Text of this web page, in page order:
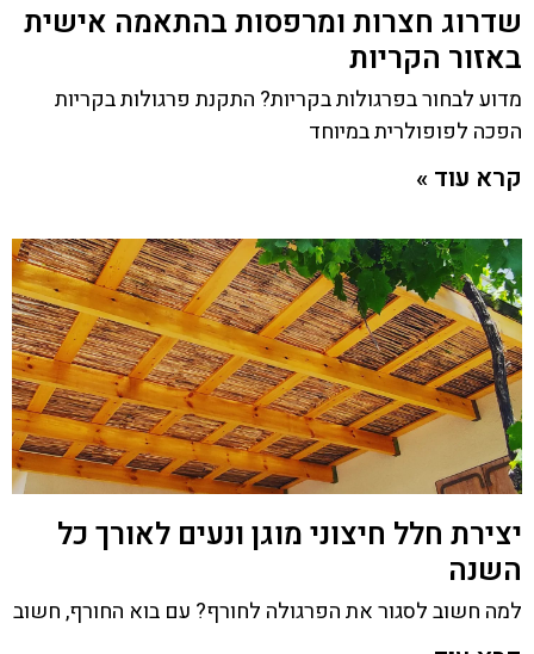
שדרוג חצרות ומרפסות בהתאמה אישית
באזור הקריות
מדוע לבחור בפרגולות בקריות? התקנת פרגולות בקריות
הפכה לפופולרית במיוחד
קרא עוד »
יצירת חלל חיצוני מוגן ונעים לאורך כל
השנה
למה חשוב לסגור את הפרגולה לחורף? עם בוא החורף, חשוב